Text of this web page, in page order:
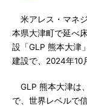
米アレス・マネ
本県大津町で延べ
設「GLP 熊本大津
建設で、2024年10
GLP 熊本大津は
で、世界レベルで